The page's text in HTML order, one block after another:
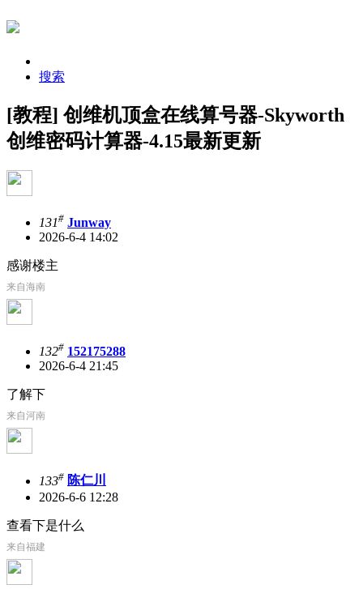
搜索
[教程] 创维机顶盒在线算号器-Skyworth
创维密码计算器-4.15最新更新
131# Junway
2026-6-4 14:02
感谢楼主
来自海南
132# 152175288
2026-6-4 21:45
了解下
来自河南
133# 陈仁川
2026-6-6 12:28
查看下是什么
来自福建